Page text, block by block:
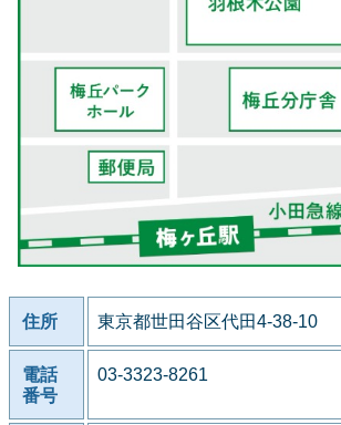
住所 東京都世田谷区代田4-38-10
電話
番号
03-3323-8261